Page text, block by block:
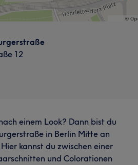
12
einem Look? Dann bist du
in Berlin Mitte an
kannst du zwischen einer
und Colorationen